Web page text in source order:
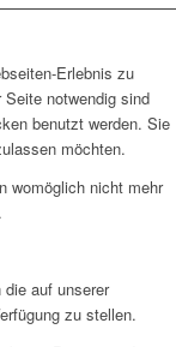
Erlebnis zu
notwendig sind
benutzt werden. Sie
möchten.
womöglich nicht mehr
auf unserer
zu stellen.